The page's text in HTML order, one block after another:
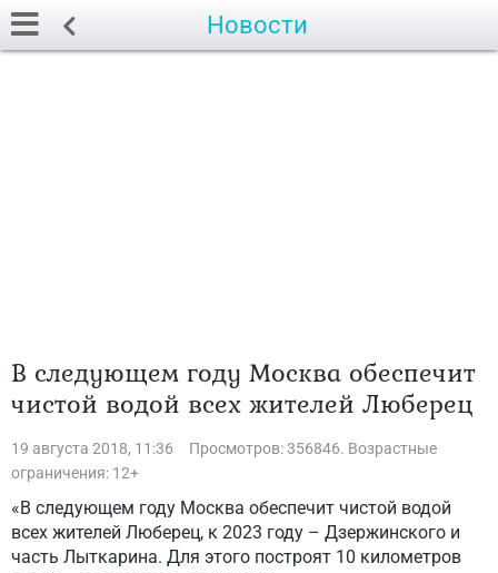
Новости
В следующем году Москва обеспечит
чистой водой всех жителей Люберец
19 августа 2018, 11:36
Просмотров: 356846. Возрастные
ограничения: 12+
«В следующем году Москва обеспечит чистой водой
всех жителей Люберец, к 2023 году – Дзержинского и
часть Лыткарина. Для этого построят 10 километров